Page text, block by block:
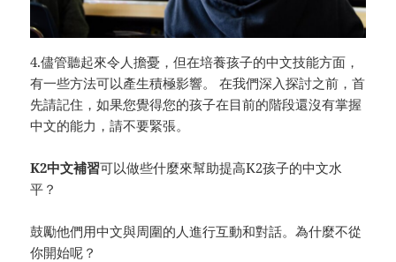
4.儘管聽起來令人擔憂，但在培養孩子的中文技能方面，
有一些方法可以產生積極影響。 在我們深入探討之前，首
先請記住，如果您覺得您的孩子在目前的階段還沒有掌握
中文的能力，請不要緊張。
K2中文補習可以做些什麼來幫助提高K2孩子的中文水
平？
鼓勵他們用中文與周圍的人進行互動和對話。為什麼不從
你開始呢？